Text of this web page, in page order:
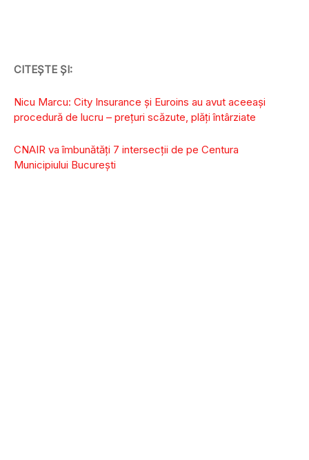
CITEȘTE ȘI:
Nicu Marcu: City Insurance şi Euroins au avut aceeaşi
procedură de lucru – preţuri scăzute, plăţi întârziate
CNAIR va îmbunătăți 7 intersecții de pe Centura
Municipiului București